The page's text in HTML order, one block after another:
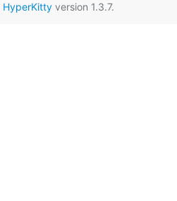
HyperKittyversion 1.3.7.